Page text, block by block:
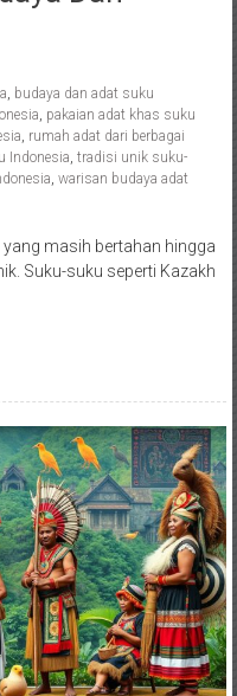
budaya dan adat suku
pakaian adat khas suku
rumah adat dari berbagai
Indonesia tradisi unik suku-
warisan budaya adat
masih bertahan hingga
Suku-suku seperti Kazakh